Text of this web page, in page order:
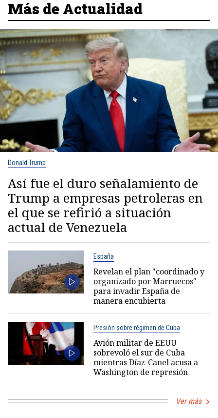
Más de Actualidad
Donald Trump
Así fue el duro señalamiento de
Trump a empresas petroleras en
el que se refirió a situación
actual de Venezuela
España
Revelan el plan "coordinado y
organizado por Marruecos"
para invadir España de
manera encubierta
Presión sobre régimen de Cuba
Avión militar de EEUU
sobrevoló el sur de Cuba
mientras Díaz-Canel acusa a
Washington de represión
Ver más